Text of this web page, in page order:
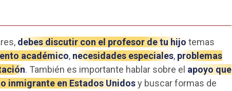
debes discutir con el profesor de tu hijo temas
académico, necesidades especiales, problemas
. También es importante hablar sobre el apoyo que
inmigrante en Estados Unidosy buscar formas de